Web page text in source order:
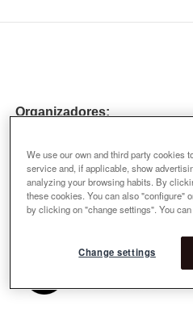
We use our own and third party cookies
service and, if applicable, show
analyzing your browsing habits. By
these cookies. You can also "configure"
by clicking on "change settings". You
Change settings